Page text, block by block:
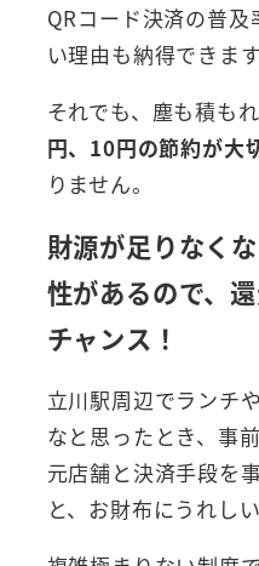
QRコード決済の普
い理由も納得できます
それでも、塵も積も
円、10円の節約が大
りません。
財源が足りなく
性があるので、
チャンス！
立川駅周辺でランチ
なと思ったとき、事
元店舗と決済手段を
と、お財布にうれし